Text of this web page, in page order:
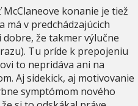
konanie je tiež
má v predchádzajúcich
dobre, že takmer výlučne
Tu príde k prepojeniu
to nepridáva ani na
Aj sidekick, aj motivovanie
symptómom nového